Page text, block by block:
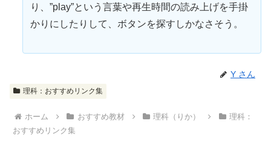
り、”play”という言葉や再生時間の読み上げを手掛
かりにしたりして、ボタンを探すしかなさそう。
Y さん
理科：おすすめリンク集
ホーム おすすめ教材 理科（りか）
理科：
おすすめリンク集